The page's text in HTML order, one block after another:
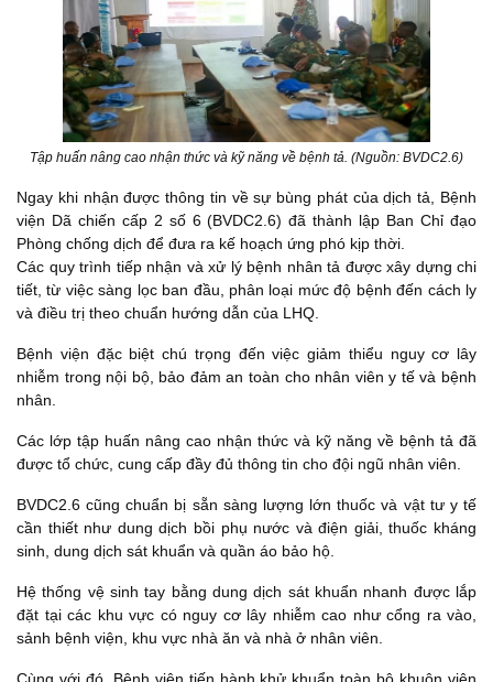
Tập huấn nâng cao nhận thức và kỹ năng về bệnh tả. (Nguồn: BVDC2.6)
Ngay khi nhận được thông tin về sự bùng phát của dịch tả, Bệnh
viện Dã chiến cấp 2 số 6 (BVDC2.6) đã thành lập Ban Chỉ đạo
Phòng chống dịch để đưa ra kế hoạch ứng phó kịp thời.
Các quy trình tiếp nhận và xử lý bệnh nhân tả được xây dựng chi
tiết, từ việc sàng lọc ban đầu, phân loại mức độ bệnh đến cách ly
và điều trị theo chuẩn hướng dẫn của LHQ.
Bệnh viện đặc biệt chú trọng đến việc giảm thiểu nguy cơ lây
nhiễm trong nội bộ, bảo đảm an toàn cho nhân viên y tế và bệnh
nhân.
Các lớp tập huấn nâng cao nhận thức và kỹ năng về bệnh tả đã
được tổ chức, cung cấp đầy đủ thông tin cho đội ngũ nhân viên.
BVDC2.6 cũng chuẩn bị sẵn sàng lượng lớn thuốc và vật tư y tế
cần thiết như dung dịch bồi phụ nước và điện giải, thuốc kháng
sinh, dung dịch sát khuẩn và quần áo bảo hộ.
Hệ thống vệ sinh tay bằng dung dịch sát khuẩn nhanh được lắp
đặt tại các khu vực có nguy cơ lây nhiễm cao như cổng ra vào,
sảnh bệnh viện, khu vực nhà ăn và nhà ở nhân viên.